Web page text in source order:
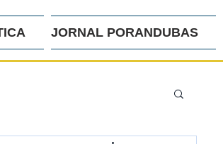
JORNAL PORANDUBAS